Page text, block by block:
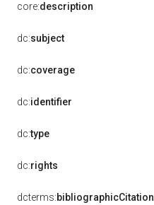
core:description
dc:subject
dc:coverage
dc:identifier
dc:type
dc:rights
dcterms:bibliographicCitation